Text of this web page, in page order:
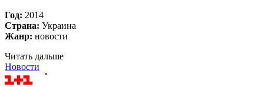
Год: 2014
Страна: Украина
Жанр: новости
Читать дальше
Новости